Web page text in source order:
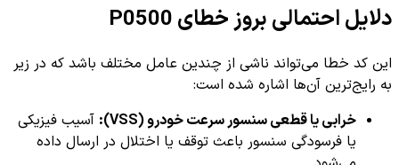
دلایل احتمالی بروز خطای P0500
این کد خطا می‌تواند ناشی از چندین عامل مختلف باشد که در زیر
به رایج‌ترین آن‌ها اشاره شده است:
خرابی یا قطعی سنسور سرعت خودرو (VSS):
آسیب فیزیکی
یا فرسودگی سنسور باعث توقف یا اختلال در ارسال داده